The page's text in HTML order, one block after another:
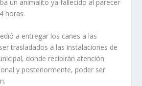
un animalito ya fallecido al parecer
horas.
a entregar los canes a las
trasladados a las instalaciones de
donde recibirán atención
y posteriormente, poder ser